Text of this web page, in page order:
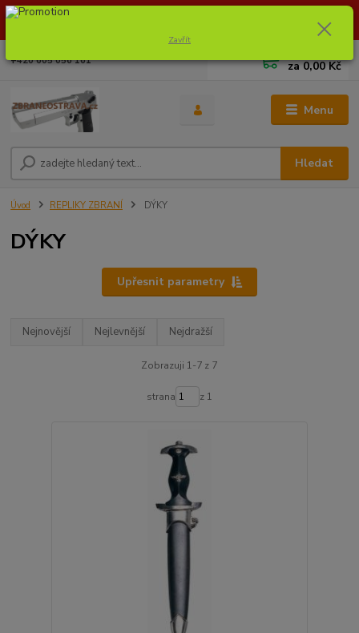
Dostupnost zboží si ověřte na info@zbraneostrava.cz nebo tel.
Menu
Hledat
+420 605 056 161 za0,00 Kč
Úvod REPLIKY ZBRANÍ DÝKY
DÝKY
Upřesnit parametry
Nejnovější Nejlevnější Nejdražší
Zobrazuji 1-7 z 7
strana z 1
Zavřít